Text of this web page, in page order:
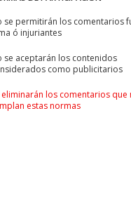
se permitirán los comentarios
ó injuriantes
se aceptarán los contenidos
como publicitarios
eliminarán los comentarios que
estas normas